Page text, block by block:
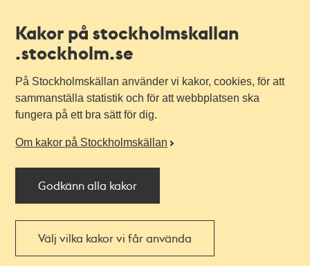
Kakor på stockholmskallan
.stockholm.se
På Stockholmskällan använder vi kakor, cookies, för att
sammanställa statistik och för att webbplatsen ska
fungera på ett bra sätt för dig.
Om kakor på Stockholmskällan
Godkänn alla kakor
Välj vilka kakor vi får använda